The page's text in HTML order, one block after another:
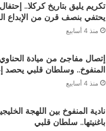
تكريم يليق بتاريخ كركلا..
يحتفي بنصف قرن من الإبداع
منذ 4 أسابيع
إتصال مفاجئ من ميادة الحناوي
المنفوخ.. وسلطان قلبي يحصد
منذ 4 أسابيع
نادية المنفوخ بين اللهجة
باغنيتها.. سلطان قلبي